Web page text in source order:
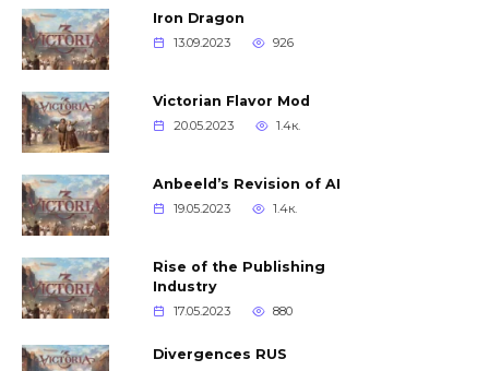
Iron Dragon
13.09.2023 926
Victorian Flavor Mod
20.05.2023 1.4к.
Anbeeld’s Revision of AI
19.05.2023 1.4к.
Rise of the Publishing
Industry
17.05.2023 880
Divergences RUS